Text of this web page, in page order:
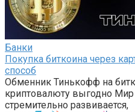
Банки
Покупка биткоина через
способ
Обменник Тинькофф на
криптовалюту выгодно
стремительно развивается,